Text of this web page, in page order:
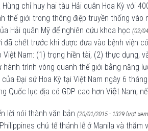
chỉ huy hai tàu Hải quân Hoa Kỳ với
thế giới trong thông điệp truyền thống vào
Hải quân Mỹ để nghiên cứu khoa học (02/
đã chết trước khi được đưa vào bệnh viện
Việt Nam: (1) trọng hiền tài, (2) thực dụng,
hành trình vòng quanh thế giới bằng năng
Đại sứ Hoa Kỳ tại Việt Nam ngày 6
Quốc lục địa có GDP cao hơn Việt Nam,
lời nói thành văn bản (20/01/2015 - 1329 lượt
chủ tế thánh lễ ở Manila và thăm